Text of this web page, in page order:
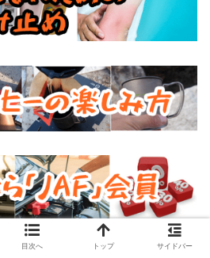
目次へ トップ サイドバー